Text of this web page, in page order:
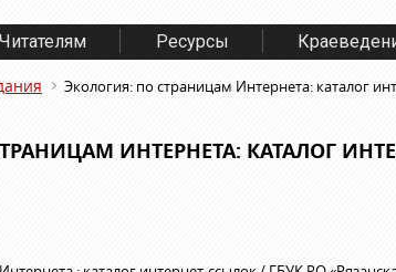
Читателям Ресурсы
Экология: по страницам Интернета: каталог
ИНТЕРНЕТА: КАТАЛОГ